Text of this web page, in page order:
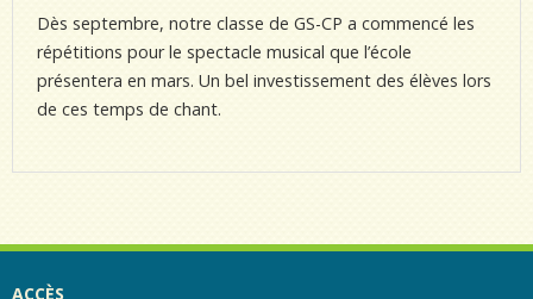
Dès septembre, notre classe de GS-CP a commencé les
répétitions pour le spectacle musical que l’école
présentera en mars. Un bel investissement des élèves lors
de ces temps de chant.
ACCÈS